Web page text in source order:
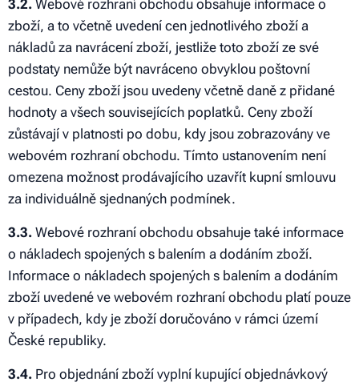
3.2. Webové rozhraní obchodu obsahuje informace o
zboží, a to včetně uvedení cen jednotlivého zboží a
nákladů za navrácení zboží, jestliže toto zboží ze své
podstaty nemůže být navráceno obvyklou poštovní
cestou. Ceny zboží jsou uvedeny včetně daně z přidané
hodnoty a všech souvisejících poplatků. Ceny zboží
zůstávají v platnosti po dobu, kdy jsou zobrazovány ve
webovém rozhraní obchodu. Tímto ustanovením není
omezena možnost prodávajícího uzavřít kupní smlouvu
za individuálně sjednaných podmínek.
3.3. Webové rozhraní obchodu obsahuje také informace
o nákladech spojených s balením a dodáním zboží.
Informace o nákladech spojených s balením a dodáním
zboží uvedené ve webovém rozhraní obchodu platí pouze
v případech, kdy je zboží doručováno v rámci území
České republiky.
3.4. Pro objednání zboží vyplní kupující objednávkový